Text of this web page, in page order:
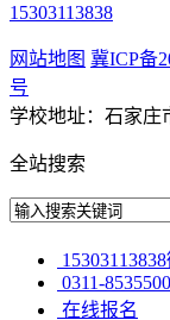
15303113838
网站地图 冀ICP备
号
学校地址：石家庄
全站搜索
0311-
在线报名